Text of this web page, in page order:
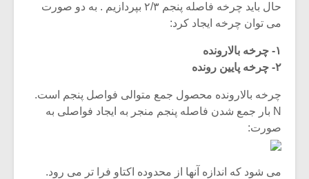
حال باید چرخه فاصله پنجم ۲/۳ بپردازیم . به دو صورت
می توان چرخه ایجاد کرد:
۱- چرخه بالارونده
۲- چرخه پایین رونده
چرخه بالارونده محصول جمع متوالی فواصل پنجم است.
N بار جمع شدن فاصله پنجم منجر به ایجاد فواصلی به
صورت:
می شود که اندازه آنها از محدوده اکتاو فرا تر می رود.